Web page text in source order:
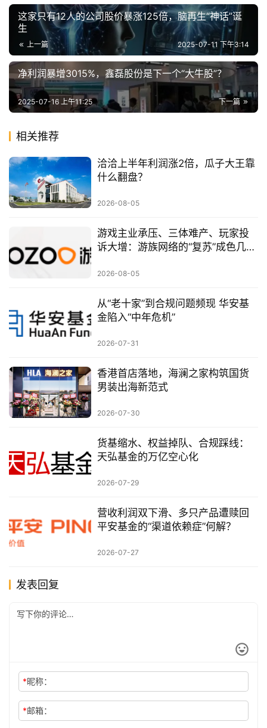
这家只有12人的公司股价暴涨125倍，脑再生“神话”诞
生
上一篇 2025-07-11 下午3:14
净利润暴增3015%，鑫磊股份是下一个“大牛股”？
下一篇
2025-07-16 上午11:25
相关推荐
洽洽上半年利润涨2倍，瓜子大王靠
什么翻盘？
2026-08-05
游戏主业承压、三体难产、玩家投
诉大增：游族网络的“复苏”成色几
2026-08-05
从“老十家”到合规问题频现 华安基
金陷入“中年危机”
2026-07-31
香港首店落地，海澜之家构筑国货
男装出海新范式
2026-07-30
货基缩水、权益掉队、合规踩线：
天弘基金的万亿空心化
2026-07-29
营收利润双下滑、多只产品遭赎回
平安基金的“渠道依赖症”何解？
2026-07-27
发表回复
*昵称：
*邮箱：